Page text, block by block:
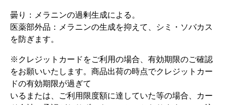
曇り：メラニンの過剰生成による。
医薬部外品：メラニンの生成を抑えて、シミ・ソバカス
を防ぎます。
※クレジットカードをご利用の場合、有効期限のご確認
をお願いいたします。商品出荷の時点でクレジットカー
ドの有効期限が過ぎて
いるまたは、ご利用限度額に達していた等の場合、カー